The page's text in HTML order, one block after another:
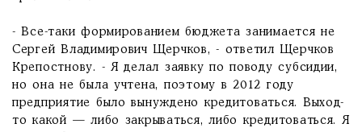
- Все-таки формированием бюджета занимается не
Сергей Владимирович Щерчков, - ответил Щерчков
Крепостнову. - Я делал заявку по поводу субсидии,
но она не была учтена, поэтому в 2012 году
предприятие было вынуждено кредитоваться. Выход-
то какой — либо закрываться, либо кредитоваться. Я